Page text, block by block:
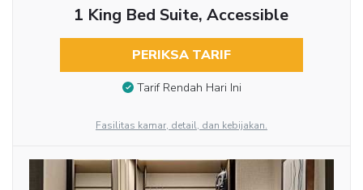
1 King Bed Suite, Accessible
PERIKSA TARIF
Tarif Rendah Hari Ini
Fasilitas kamar, detail, dan kebijakan.